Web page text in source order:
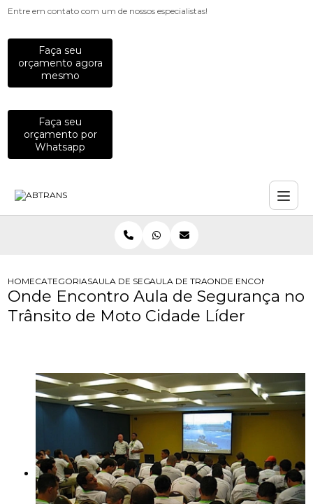
Entre em contato com um de nossos especialistas!
Faça seu
orçamento agora
mesmo
Faça seu
orçamento por
Whatsapp
HOMECATEGORIASAULA DE SEGURANCA NO TRANSITO
AULA DE TRANSITO PARA
ONDE ENCONTRO
Onde Encontro Aula de Segurança no
Trânsito de Moto Cidade Líder